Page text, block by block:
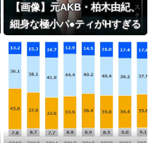
【画像】元AKB・柏木由紀、
細身な極小パ●ティがHすぎる